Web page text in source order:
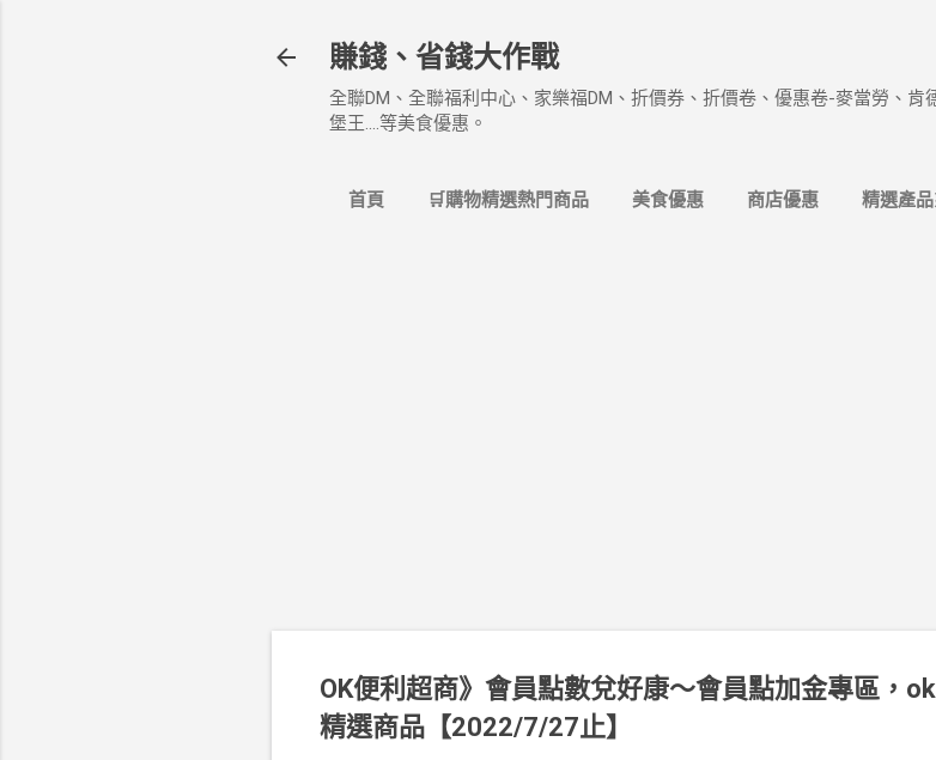
賺錢、省錢大作戰
全聯DM、全聯福利中心、家樂福DM、折價券、折價卷、優惠卷-麥當勞、
堡王....等美食優惠。
首頁 🛒購物精選熱門商品 美食優惠 商店優惠 精選產品
OK便利超商》會員點數兌好康～會員點加金專區，
精選商品【2022/7/27止】